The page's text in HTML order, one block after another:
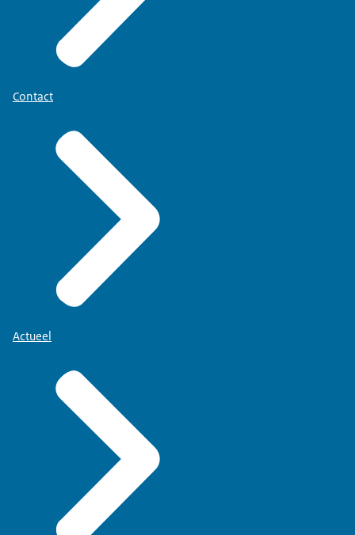
Contact
Actueel